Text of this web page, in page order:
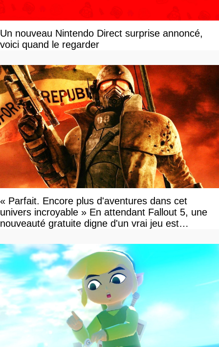
Un nouveau Nintendo Direct surprise annoncé,
voici quand le regarder
« Parfait. Encore plus d'aventures dans cet
univers incroyable » En attendant Fallout 5, une
nouveauté gratuite digne d'un vrai jeu est